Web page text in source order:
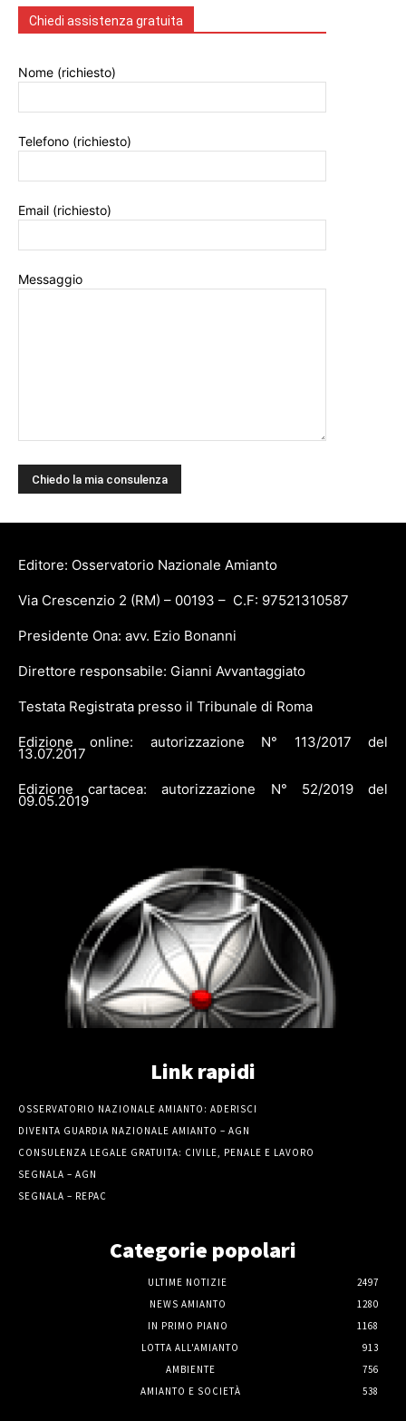
Chiedi assistenza gratuita
Nome (richiesto)
Telefono (richiesto)
Email (richiesto)
Messaggio
Editore: Osservatorio Nazionale Amianto
Via Crescenzio 2 (RM) – 00193 – C.F: 97521310587
Presidente Ona: avv. Ezio Bonanni
Direttore responsabile: Gianni Avvantaggiato
Testata Registrata presso il Tribunale di Roma
Edizione online: autorizzazione N° 113/2017 del
13.07.2017
Edizione cartacea: autorizzazione N° 52/2019 del
09.05.2019
Link rapidi
OSSERVATORIO NAZIONALE AMIANTO: ADERISCI
DIVENTA GUARDIA NAZIONALE AMIANTO – AGN
CONSULENZA LEGALE GRATUITA: CIVILE, PENALE E LAVORO
SEGNALA – AGN
SEGNALA – REPAC
Categorie popolari
ULTIME NOTIZIE
2497
NEWS AMIANTO
1280
IN PRIMO PIANO
1168
LOTTA ALL'AMIANTO
913
AMBIENTE
756
AMIANTO E SOCIETÀ
538